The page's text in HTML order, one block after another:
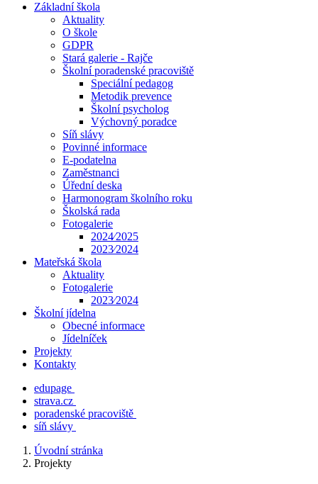
Základní škola
Aktuality
O škole
GDPR
Stará galerie - Rajče
Školní poradenské pracoviště
Speciální pedagog
Metodik prevence
Školní psycholog
Výchovný poradce
Síň slávy
Povinné informace
E-podatelna
Zaměstnanci
Úřední deska
Harmonogram školního roku
Školská rada
Fotogalerie
2024⁄2025
2023⁄2024
Mateřská škola
Aktuality
Fotogalerie
2023⁄2024
Školní jídelna
Obecné informace
Jídelníček
Projekty
Kontakty
edupage
strava.cz
poradenské pracoviště
síň slávy
Úvodní stránka
Projekty